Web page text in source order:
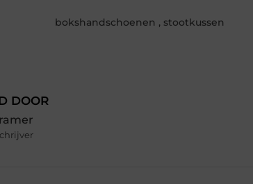
bokshandschoenen , stootkussen
DOOR